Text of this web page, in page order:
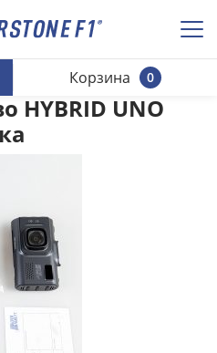
0
Корзина
HYBRID UNO